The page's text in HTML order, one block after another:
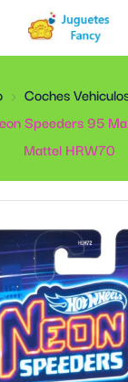
Coches
Speeders 95
Mattel HRW70